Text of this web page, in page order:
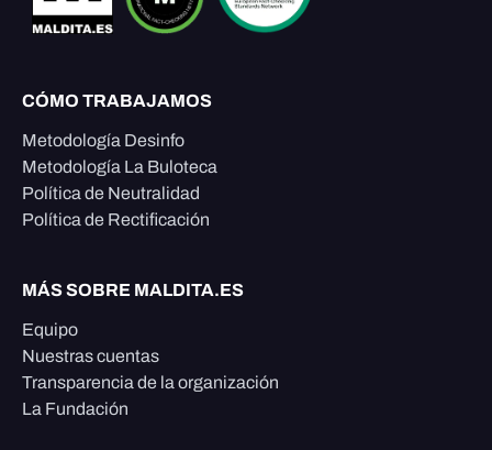
CÓMO TRABAJAMOS
Metodología Desinfo
Metodología La Buloteca
Política de Neutralidad
Política de Rectificación
MÁS SOBRE MALDITA.ES
Equipo
Nuestras cuentas
Transparencia de la organización
La Fundación